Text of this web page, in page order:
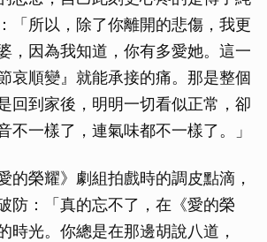
「所以，除了你離開的悲傷，我更
，因為我知道，你有多愛她。這一
哀順變』就能承接的痛。那是整個
回到家後，明明一切看似正常，卻
不一樣了，連氣味都不一樣了。」
的榮耀》劇組拍戲時的調皮點滴，
防：「真的忘不了，在《愛的榮
時光。你總是在那邊胡說八道，